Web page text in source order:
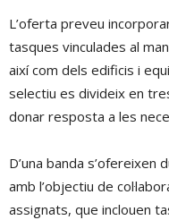
L’oferta preveu
tasques vinculades al
així com dels edificis i
selectiu es divideix en
donar resposta a les
D’una banda s’ofereixen
amb l’objectiu de
assignats, que inclouen